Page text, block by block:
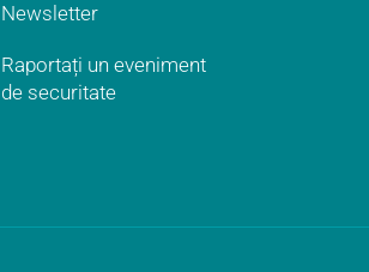
Newsletter
Raportați un eveniment
de securitate